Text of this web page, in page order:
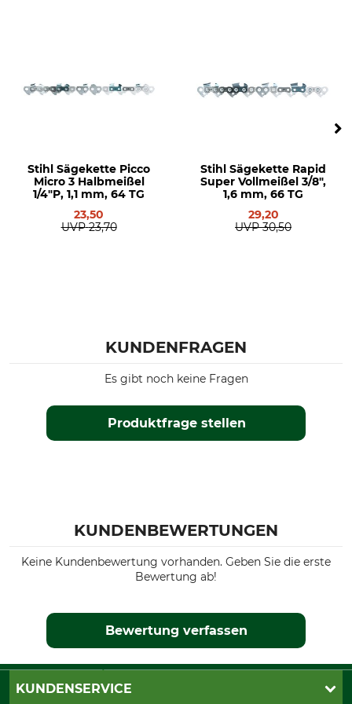
70
Stihl Sägekette Picco
Micro 3 Halbmeißel
1/4"P, 1,1 mm, 64 TG
23,50
UVP 23,70
Stihl Sägekette Rapid
Super Vollmeißel 3/8",
1,6 mm, 66 TG
29,20
UVP 30,50
KUNDENFRAGEN
Produktfrage stellen
Es gibt noch keine Fragen
KUNDENBEWERTUNGEN
Keine Kundenbewertung vorhanden. Geben Sie die erste
Bewertung ab!
Bewertung verfassen
KUNDENSERVICE